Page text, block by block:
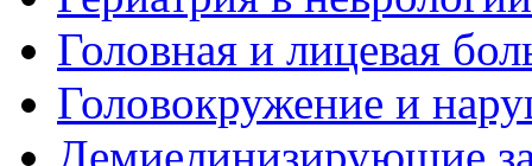
Головная и лицевая
Головокружение и
Демиелинизирующие